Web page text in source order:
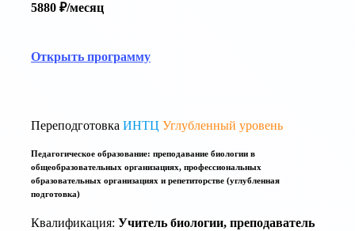
5880 ₽/месяц
Открыть программу
Переподготовка ИНТЦ Углубленный уровень
Педагогическое образование: преподавание биологии в
общеобразовательных организациях, профессиональных
образовательных организациях и репетиторстве (углубленная
подготовка)
Квалификация: Учитель биологии, преподаватель